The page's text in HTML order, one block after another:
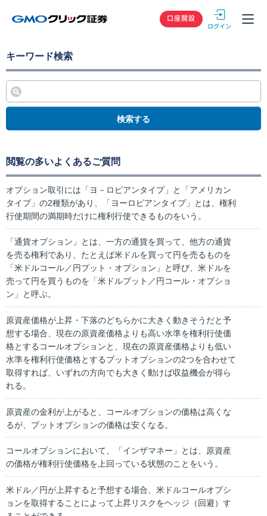
GMOクリック
口座開設
キーワード検索
検索する
閲覧の多いよくあるご質問
オプション取引には「ヨ－ロピアンタイプ」と「アメリカン
タイプ」の2種類があり、「ヨーロピアンタイプ」とは、権利
行使期間の満期時だけに権利行使できるものをいう。
「通貨オプション」とは、一方の通貨を買って、他方の通貨
を売る権利であり、たとえば米ドルを買って円を売るものを
「米ドルコール／円プット・オプション」と呼び、米ドルを
売って円を買うものを「米ドルプット／円コール・オプショ
ン」と呼ぶ。
原資産価格が上昇・下落のどちらかに大きく動きそうだと予
想する場合、現在の原資産価格よりも高い水準を権利行使価
格とするコールオプションと、現在の原資産価格よりも低い
水準を権利行使価格とするプットオプションの2つを合わせて
取得すれば、いずれの方向でも大きく動けば収益機会が得ら
れる。
原資産の金利が上がると、コールオプションの価格は高くな
るが、プットオプションの価格は安くなる。
コールオプションにおいて、「インザマネー」とは、原資産
の価格が権利行使価格を上回っている状態のことをいう。
米ドル／円が上昇すると予想する場合、米ドルコールオプシ
ョンを取得することによって上昇リスクをヘッジ（回避）す